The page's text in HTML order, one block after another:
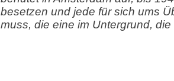
besetzen und jede für sich ums
muss, die eine im Untergrund,